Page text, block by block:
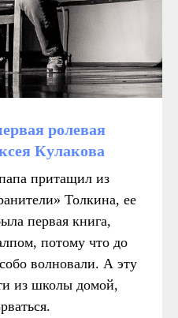
ролевая
Кулакова
притащил из
Толкина, ее
первая книга,
потому что до
волновали. А эту
из школы домой,